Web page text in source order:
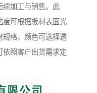
续加工与销售。此
度可根据板材表面光
规格，颜色可选择透
依照客户出货需求定